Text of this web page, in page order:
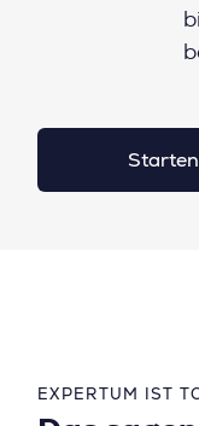
EXPERTUM IST